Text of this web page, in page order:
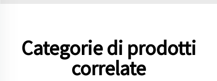
Categorie di prodotti
correlate